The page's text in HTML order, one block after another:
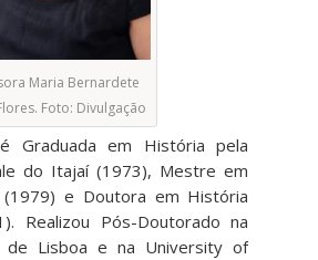
Maria Bernardete
Foto: Divulgação
Graduada em História pela
do Itajaí (1973), Mestre em
(1979) e Doutora em História
Realizou Pós-Doutorado na
de Lisboa e na University of